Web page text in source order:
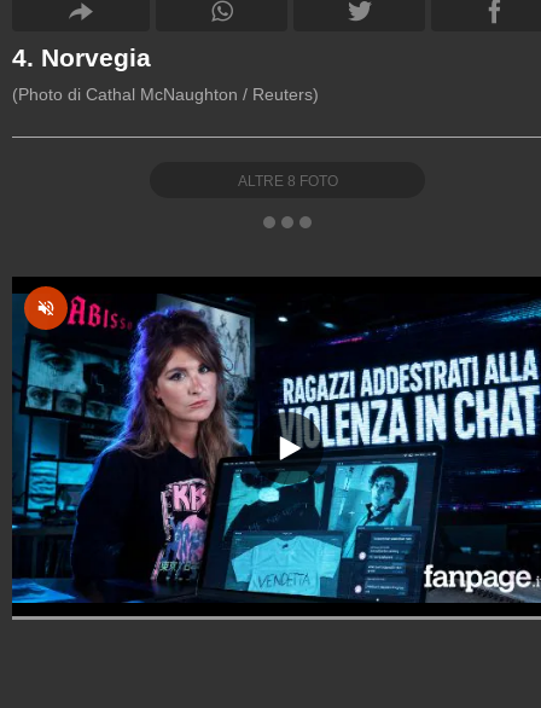
4. Norvegia
(Photo di Cathal McNaughton / Reuters)
ALTRE 8 FOTO